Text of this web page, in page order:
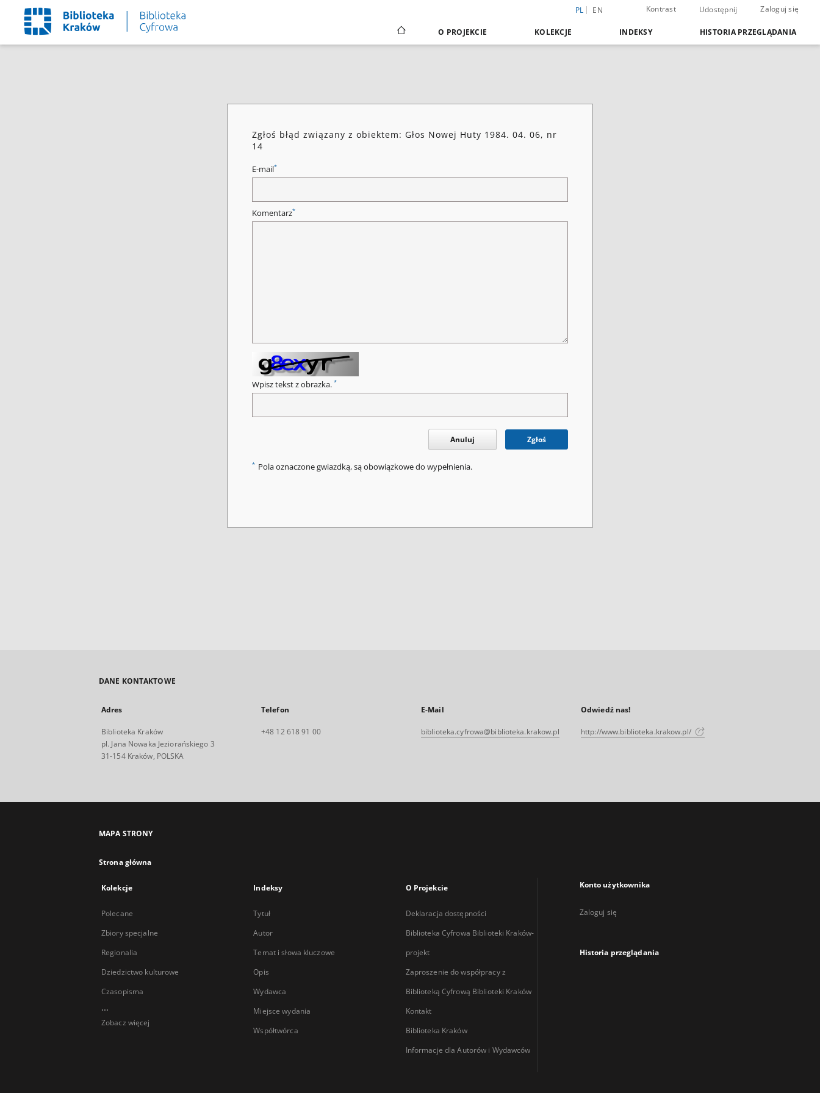
PL EN Kontrast Udostępnij Zaloguj się
O PROJEKCIE KOLEKCJE INDEKSY HISTORIA PRZEGLĄDANIA
Zgłoś błąd związany z obiektem: Głos Nowej Huty 1984. 04. 06, nr
14
E-mail*
Komentarz*
Wpisz tekst z obrazka. *
Anuluj Zgłoś
* Pola oznaczone gwiazdką, są obowiązkowe do wypełnienia.
DANE KONTAKTOWE
Adres
Biblioteka Kraków
pl. Jana Nowaka Jeziorańskiego 3
31-154 Kraków, POLSKA
Telefon
+48 12 618 91 00
E-Mail
biblioteka.cyfrowa@biblioteka.krakow.pl
Odwiedź nas!
http://www.biblioteka.krakow.pl/
MAPA STRONY
Strona główna
Kolekcje
Polecane
Zbiory specjalne
Regionalia
Dziedzictwo kulturowe
Czasopisma
...
Zobacz więcej
Indeksy
Tytuł
Autor
Temat i słowa kluczowe
Opis
Wydawca
Miejsce wydania
Współtwórca
O Projekcie
Deklaracja dostępności
Biblioteka Cyfrowa Biblioteki Kraków-
projekt
Zaproszenie do współpracy z
Biblioteką Cyfrową Biblioteki Kraków
Kontakt
Biblioteka Kraków
Informacje dla Autorów i Wydawców
Konto użytkownika
Zaloguj się
Historia przeglądania